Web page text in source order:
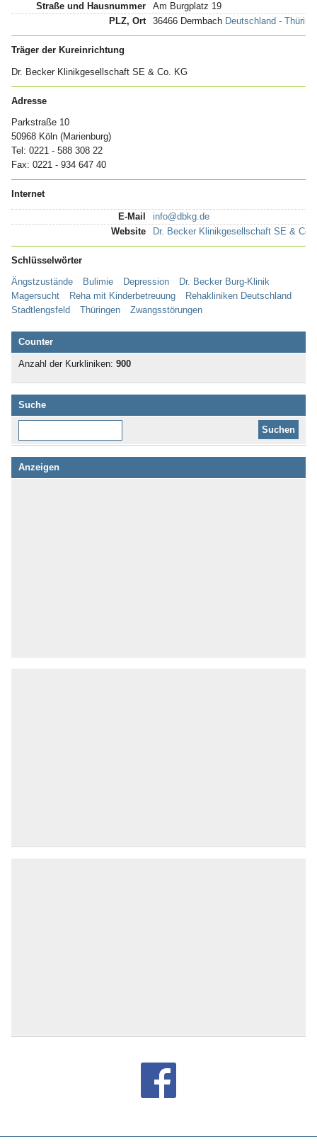
Straße und Hausnummer
Am Burgplatz 19
PLZ, Ort
36466 Dermbach Deutschland -
Träger der Kureinrichtung
Dr. Becker Klinikgesellschaft SE & Co. KG
Adresse
Parkstraße 10
50968 Köln (Marienburg)
Tel: 0221 - 588 308 22
Fax: 0221 - 934 647 40
Internet
E-Mail
info@dbkg.de
Website
Dr. Becker Klinikgesellschaft SE & Co.
Schlüsselwörter
Ängstzustände Bulimie Depression
Dr. Becker Burg-Klinik
Magersucht
Reha mit Kinderbetreuung
Rehakliniken Deutschland
Stadtlengsfeld
Thüringen Zwangsstörungen
Counter
Anzahl der Kurkliniken: 900
Suche
Anzeigen